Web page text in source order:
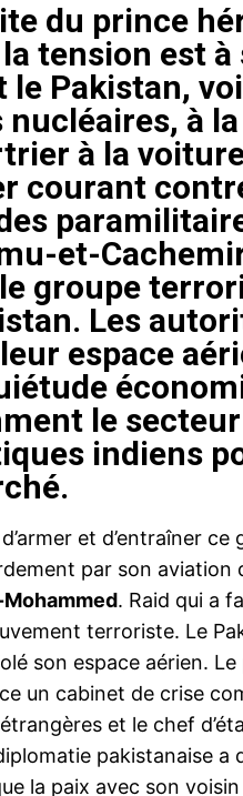
du prince
tension est à
le Pakistan,
à
à la
courant
et-
groupe
Les
espace
le
indiens
et d’entraîner ce
par son aviation
. Raid qui a
terroriste. Le
son espace aérien.
un cabinet de crise
et le chef
pakistanaise a
la paix avec son